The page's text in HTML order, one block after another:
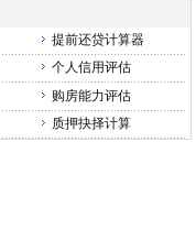
提前还贷计算器
个人信用评估
购房能力评估
质押抉择计算